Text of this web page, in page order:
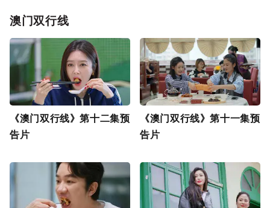
澳门双行线
《澳门双行线》第十二集预
告片
《澳门双行线》第十一集预
告片